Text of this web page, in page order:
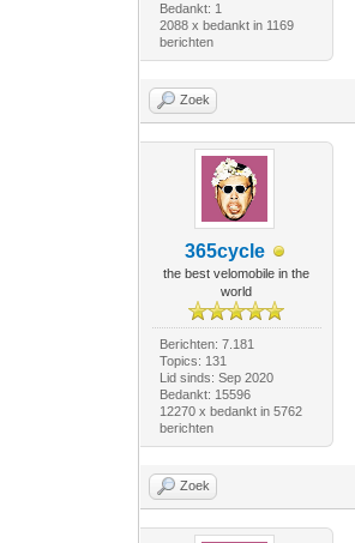
Bedankt: 1
2088 x bedankt in 1169
berichten
Zoek
365cycle
the best velomobile in the
world
Berichten: 7.181
Topics: 131
Lid sinds: Sep 2020
Bedankt: 15596
12270 x bedankt in 5762
berichten
Zoek